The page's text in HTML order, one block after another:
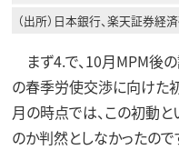
（出所）日本銀行、楽天証券経
まず4.で、10月MPM後
の春季労使交渉に向けた
月の時点では、この初動
のか判然としなかったので